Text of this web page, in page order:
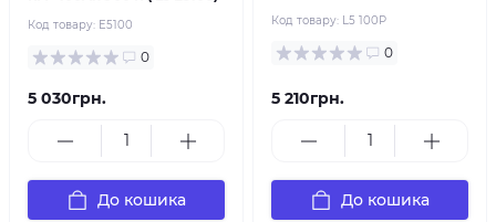
Код товару: E5100
0
5 030грн.
До кошика
Код товару: L5 100P
0
5 210грн.
До кошика